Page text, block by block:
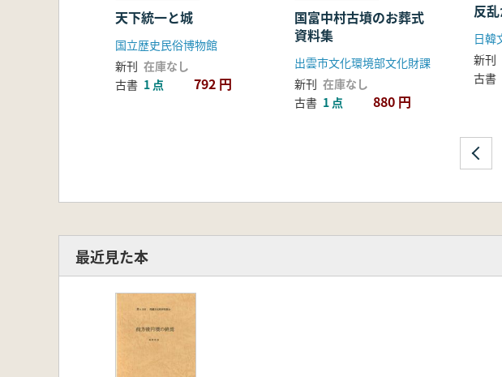
天下統一と城
国立歴史民俗博物館
新刊 在庫なし
古書 1 点 792 円
国富中村古墳のお葬式
資料集
出雲市文化環境部文化財課
新刊 在庫なし
古書 1 点 880 円
反
日韓
新刊
古書
最近見た本